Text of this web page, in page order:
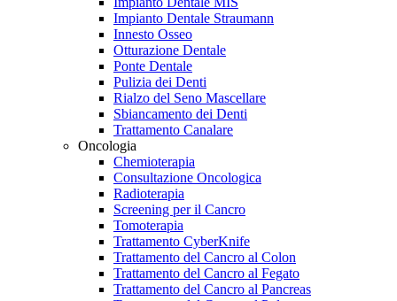
Impianto Dentale Straumann
Innesto Osseo
Otturazione Dentale
Ponte Dentale
Pulizia dei Denti
Rialzo del Seno Mascellare
Sbiancamento dei Denti
Trattamento Canalare
Oncologia
Chemioterapia
Consultazione Oncologica
Radioterapia
Screening per il Cancro
Tomoterapia
Trattamento CyberKnife
Trattamento del Cancro al Colon
Trattamento del Cancro al Fegato
Trattamento del Cancro al Pancreas